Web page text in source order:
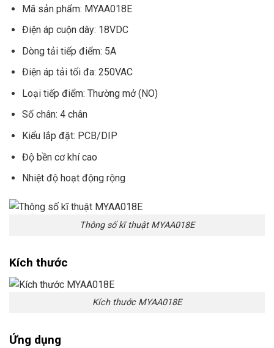
Mã sản phẩm: MYAA018E
Điện áp cuộn dây: 18VDC
Dòng tải tiếp điểm: 5A
Điện áp tải tối đa: 250VAC
Loại tiếp điểm: Thường mở (NO)
Số chân: 4 chân
Kiểu lắp đặt: PCB/DIP
Độ bền cơ khí cao
Nhiệt độ hoạt động rộng
Thông số kĩ thuật MYAA018E
Kích thước
Kích thước MYAA018E
Ứng dụng